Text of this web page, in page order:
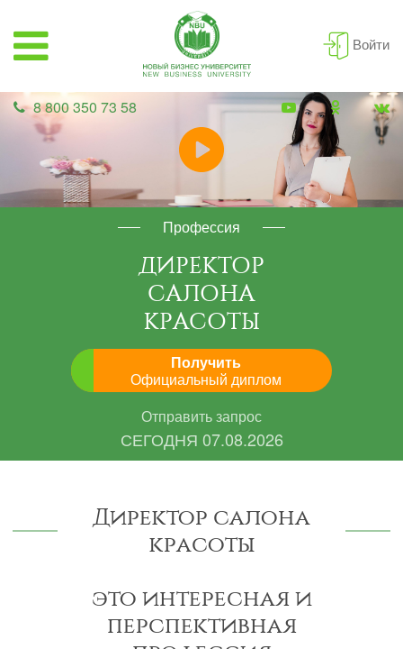
Войти
8 800 350 73 58
Профессия
ДИРЕКТОР
САЛОНА
КРАСОТЫ
Получить
Официальный диплом
Отправить запрос
СЕГОДНЯ 07.08.2026
Директор салона
красоты
это интересная и
перспективная